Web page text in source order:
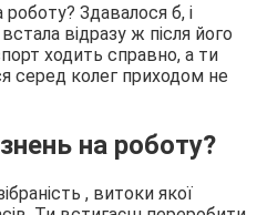
Здавалося б, і
відразу ж після його
ходить справно, а ти
серед колег приходом не
на роботу?
, витоки якої